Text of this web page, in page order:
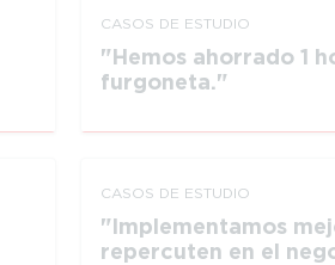
CASOS DE ESTUDIO
Hemos ahorrado 1
furgoneta.
CASOS DE ESTUDIO
Implementamos
repercuten en el